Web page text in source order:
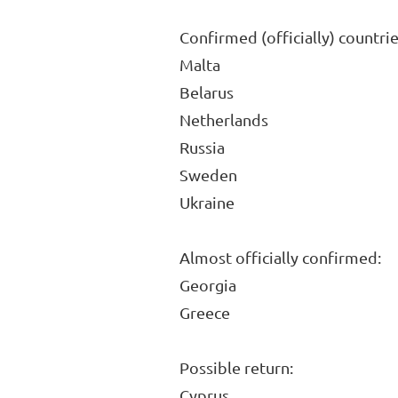
Confirmed (officially)
Malta
Belarus
Netherlands
Russia
Sweden
Ukraine
Almost officially confirmed:
Georgia
Greece
Possible return: